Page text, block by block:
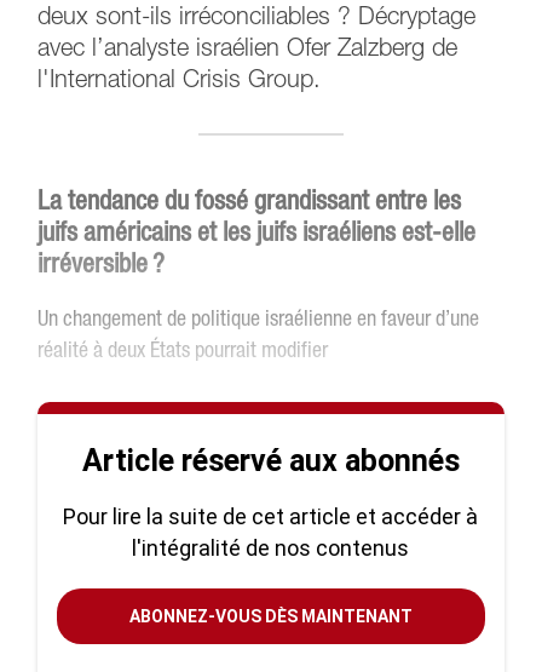
deux sont-ils irréconciliables ? Décryptage
avec l’analyste israélien Ofer Zalzberg de
l'International Crisis Group.
La tendance du fossé grandissant entre les
juifs américains et les juifs israéliens est-elle
irréversible ?
Un changement de politique israélienne en faveur d’une
réalité à deux États pourrait modifier
Article réservé aux abonnés
Pour lire la suite de cet article et accéder à
l'intégralité de nos contenus
ABONNEZ-VOUS DÈS MAINTENANT